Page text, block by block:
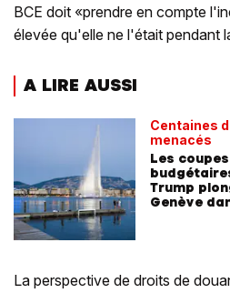
BCE doit «prendre en compte
élevée qu'elle ne l'était pendant
A LIRE AUSSI
Centaines
menacés
Les coupes
Trump
Genève
La perspective de droits de